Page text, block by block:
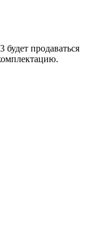
продаваться